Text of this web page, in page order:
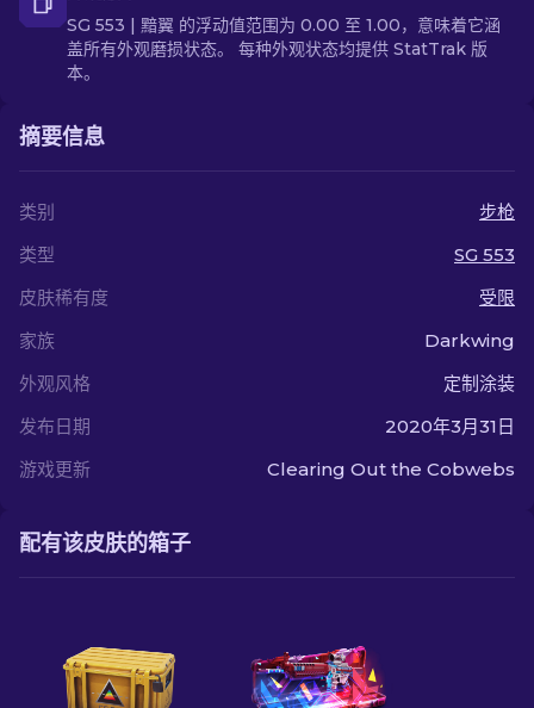
SG 553 | 黯翼 的浮动值范围为 0.00 至 1.00，意味着它涵
盖所有外观磨损状态。 每种外观状态均提供 StatTrak 版
本。
摘要信息
类别
步枪
类型
SG 553
皮肤稀有度
受限
家族
Darkwing
外观风格
定制涂装
发布日期
2020年3月31日
游戏更新
Clearing Out the Cobwebs
配有该皮肤的箱子